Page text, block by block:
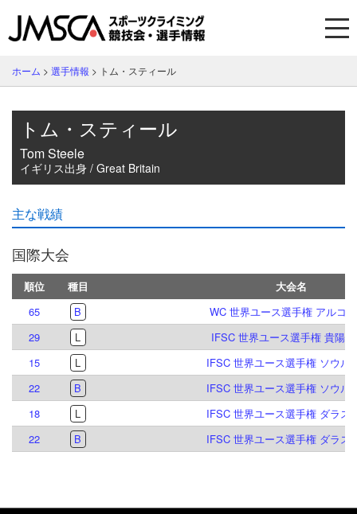
ホーム > 選手情報 > トム・スティール
トム・スティール
Tom Steele
イギリス出身 / Great Britain
主な戦績
国際大会
順位 種目
大会名
65
B
WC 世界ユース選手権 アルコ
29
L
IFSC 世界ユース選手権 貴陽
15
L
IFSC 世界ユース選手権 ソウル
22
B
IFSC 世界ユース選手権 ソウル
18
L
IFSC 世界ユース選手権 ダラス
22
B IFSC 世界ユース選手権 ダラス